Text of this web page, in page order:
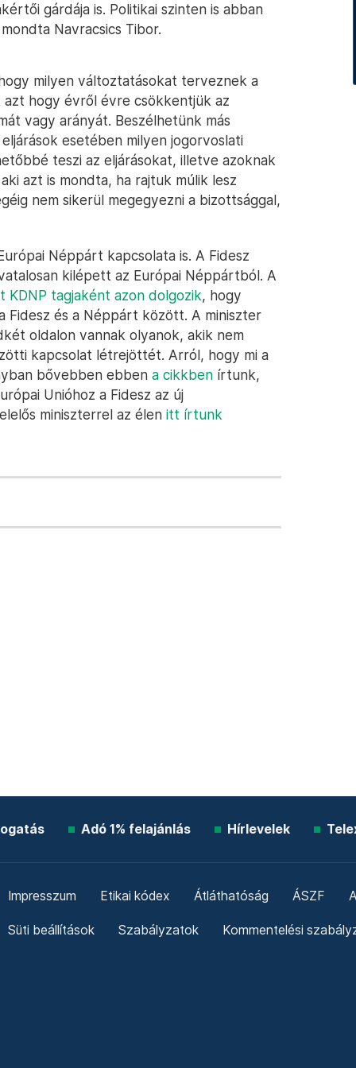
gárdája is. Politikai szinten is abban
Navracsics Tibor.
milyen változtatásokat terveznek a
azt hogy évről évre csökkentjük az
vagy arányát. Beszélhetünk más
esetében milyen jogorvoslati
teszi az eljárásokat, illetve azoknak
azt is mondta, ha rajtuk múlik lesz
nem sikerül megegyezni a bizottsággal,
Néppárt kapcsolata is. A Fidesz
kilépett az Európai Néppártból. A
KDNP tagjaként azon dolgozik, hogy
és a Néppárt között. A miniszter
oldalon vannak olyanok, akik nem
kapcsolat létrejöttét. Arról, hogy mi a
bővebben ebben a cikkben írtunk,
Unióhoz a Fidesz az új
miniszterrel az élen itt írtunk
Adó 1% felajánlás Hírlevelek
Impresszum Etikai kódex Átláthatóság ÁSZF
Süti beállítások Szabályzatok Kommentelési